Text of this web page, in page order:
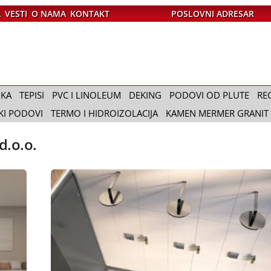
VESTI O NAMA KONTAKT POSLOVNI ADRESAR
TEPISI PVC I LINOLEUM DEKING PODOVI OD PLUTE
PODOVI TERMO I HIDROIZOLACIJA KAMEN MERMER GRANIT